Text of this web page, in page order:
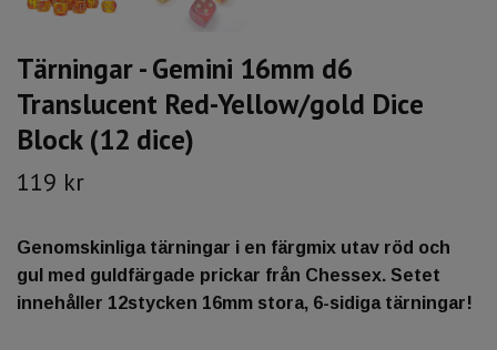
Tärningar - Gemini 16mm d6
Translucent Red-Yellow/gold Dice
Block (12 dice)
119 kr
Genomskinliga tärningar i en färgmix utav röd och
gul med guldfärgade prickar från Chessex. Setet
innehåller 12stycken 16mm stora, 6-sidiga tärningar!